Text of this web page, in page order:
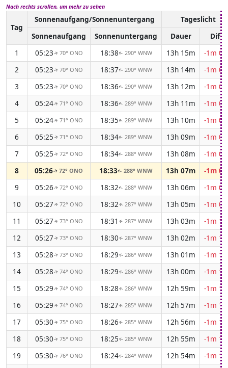
Nach rechts scrollen, um mehr zu sehen
Tag
Sonnenaufgang/Sonnenuntergang
Tageslicht
Sonnenaufgang
Sonnenuntergang Dauer
Diff.
1
05:23↑ 70° ONO 18:38↑ 290° WNW 13h 15m
-1m
2
05:23↑ 70° ONO 18:37↑ 290° WNW 13h 14m
-1m
3
05:23↑ 70° ONO 18:36↑ 290° WNW 13h 12m
-1m
4
05:24↑ 71° ONO 18:36↑ 289° WNW 13h 11m
-1m
5
05:24↑ 71° ONO 18:35↑ 289° WNW 13h 10m
-1m
6
05:25↑ 71° ONO 18:34↑ 289° WNW 13h 09m
-1m
7
05:25↑ 72° ONO 18:34↑ 288° WNW 13h 08m
-1m
8
05:26↑72° ONO 18:33↑288° WNW 13h 07m
-1m
9
05:26↑ 72° ONO 18:32↑ 288° WNW 13h 06m
-1m
10
05:27↑ 72° ONO 18:32↑ 287° WNW 13h 05m
-1m
11
05:27↑ 73° ONO 18:31 ↑ 287° WNW 13h 03m
-1m
12
05:27↑ 73° ONO 18:30↑ 287° WNW 13h 02m
-1m
13
05:28↑ 73° ONO 18:29↑ 286° WNW 13h 01m
-1m
14
05:28↑ 74° ONO 18:29↑ 286° WNW 13h 00m
-1m
15
05:29↑ 74° ONO 18:28↑ 286° WNW 12h 59m
-1m
16
05:29↑ 74° ONO 18:27↑ 285° WNW 12h 57m
-1m
17
05:30↑ 75° ONO 18:26↑ 285° WNW 12h 56m
-1m
18
05:30↑ 75° ONO 18:25↑ 285° WNW 12h 55m
-1m
19
05:30↑ 76° ONO 18:24↑ 284° WNW 12h 54m
-1m